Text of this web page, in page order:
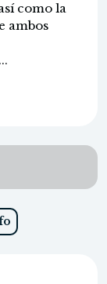
como la
ambos